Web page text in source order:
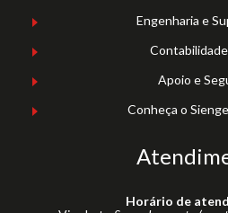
Engenharia e
Contabilidade
Apoio e
Conheça o
Horário de